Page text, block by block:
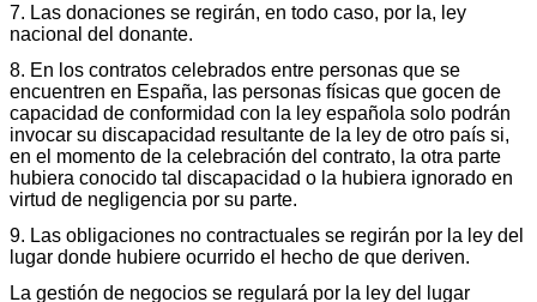
7. Las donaciones se regirán, en todo caso, por la, ley
nacional del donante.
8. En los contratos celebrados entre personas que se
encuentren en España, las personas físicas que gocen de
capacidad de conformidad con la ley española solo podrán
invocar su discapacidad resultante de la ley de otro país si,
en el momento de la celebración del contrato, la otra parte
hubiera conocido tal discapacidad o la hubiera ignorado en
virtud de negligencia por su parte.
9. Las obligaciones no contractuales se regirán por la ley del
lugar donde hubiere ocurrido el hecho de que deriven.
La gestión de negocios se regulará por la ley del lugar